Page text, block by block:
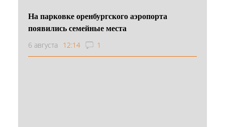
На парковке оренбургского аэропорта
появились семейные места
6 августа 12:14 1